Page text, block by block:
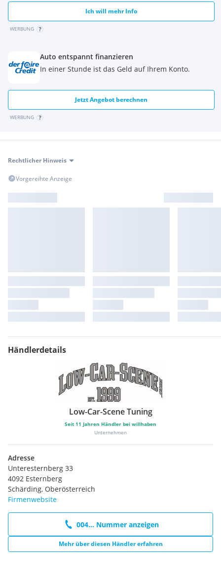
Ich will mehr Info
WERBUNG
Auto entspannt finanzieren
In einer Stunde ist das Geld auf Ihrem Konto.
Jetzt Angebot berechnen
WERBUNG
Rechtlicher Hinweis
Vorgereihte Anzeige
Händlerdetails
Low-Car-Scene Tuning
Seit 11 Jahren Händler bei willhaben
Unternehmen
Adresse
Unteresternberg 33
4092 Esternberg
Schärding, Oberösterreich
Firmenwebsite
004... Nummer anzeigen
Mehr über diesen Händler erfahren